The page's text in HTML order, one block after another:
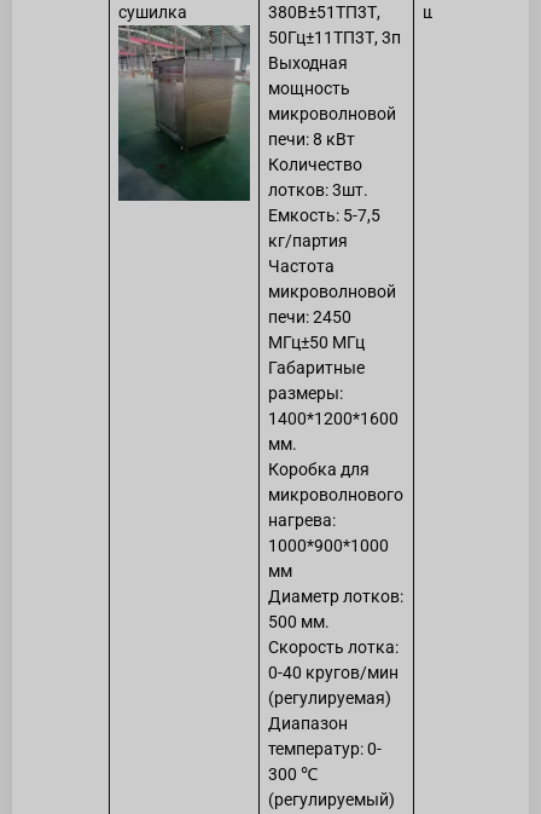
сушилка
380В±51ТП3Т,
50Гц±11ТП3Т, 3п
Выходная
мощность
микроволновой
печи: 8 кВт
Количество
лотков: 3шт.
Емкость: 5-7,5
кг/партия
Частота
микроволновой
печи: 2450
МГц±50 МГц
Габаритные
размеры:
1400*1200*1600
мм.
Коробка для
микроволнового
нагрева:
1000*900*1000
мм
Диаметр лотков:
500 мм.
Скорость лотка:
0-40 кругов/мин
(регулируемая)
Диапазон
температур: 0-
300 ℃
(регулируемый)
шт.